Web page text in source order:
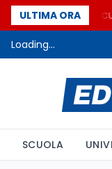
ULTIMA ORA
“Noi siamo le
Loading...
SCUOLA